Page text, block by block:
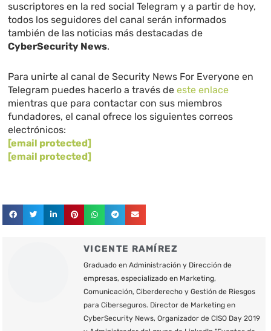
suscriptores en la red social Telegram y a partir de hoy,
todos los seguidores del canal serán informados
también de las noticias más destacadas de
CyberSecurity News.
Para unirte al canal de Security News For Everyone en
Telegram puedes hacerlo a través deeste enlace
mientras que para contactar con sus miembros
fundadores, el canal ofrece los siguientes correos
electrónicos:
[email protected]
[email protected]
VICENTE RAMÍREZ
Graduado en Administración y Dirección de
empresas, especializado en Marketing,
Comunicación, Ciberderecho y Gestión de Riesgos
para Ciberseguros. Director de Marketing en
CyberSecurity News, Organizador de CISO Day 2019